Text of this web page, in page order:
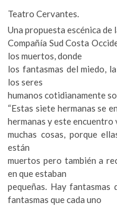
Teatro Cervantes.
Una propuesta escénica de
Compañía Sud Costa
los muertos, donde
los fantasmas del miedo,
los seres
humanos cotidianamente
“Estas siete hermanas se
hermanas y este encuentro
muchas cosas, porque
están
muertos pero también a
en que estaban
pequeñas. Hay fantasmas
fantasmas que cada uno